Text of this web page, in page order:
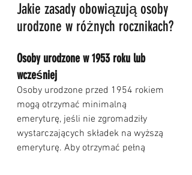
Jakie zasady obowiązują osoby
urodzone w różnych rocznikach?
Osoby urodzone w 1953 roku lub
wcześniej
Osoby urodzone przed 1954 rokiem
mogą otrzymać minimalną
emeryturę, jeśli nie zgromadziły
wystarczających składek na wyższą
emeryturę. Aby otrzymać pełną